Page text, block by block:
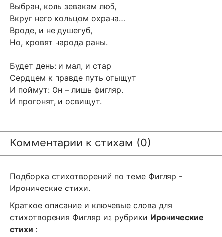
Выбран, коль зевакам люб,
Вкруг него кольцом охрана…
Вроде, и не душегуб,
Но, кровят народа раны.
Будет день: и мал, и стар
Сердцем к правде путь отыщут
И поймут: Он – лишь фигляр.
И прогонят, и освищут.
Комментарии к стихам (0)
Подборка стихотворений по теме Фигляр -
Иронические стихи.
Краткое описание и ключевые слова для
стихотворения Фигляр из рубрики Иронические
стихи :